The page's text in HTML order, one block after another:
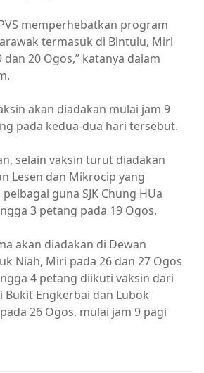
memperhebatkan program
termasuk di Bintulu, Miri
dan 20 Ogos,” katanya dalam
akan diadakan mulai jam 9
pada kedua-dua hari tersebut.
selain vaksin turut diadakan
Lesen dan Mikrocip yang
guna SJK Chung HUa
3 petang pada 19 Ogos.
akan diadakan di Dewan
Niah, Miri pada 26 dan 27 Ogos
4 petang diikuti vaksin dari
Engkerbai dan Lubok
26 Ogos, mulai jam 9 pagi